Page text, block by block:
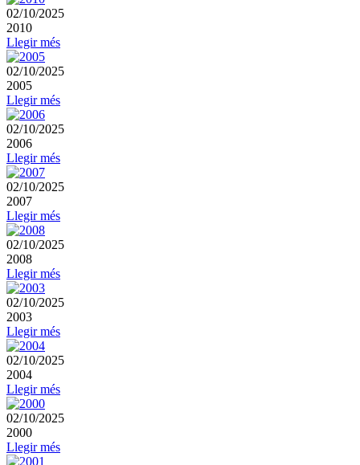
02/10/2025
2010
Llegir més
02/10/2025
2005
Llegir més
02/10/2025
2006
Llegir més
02/10/2025
2007
Llegir més
02/10/2025
2008
Llegir més
02/10/2025
2003
Llegir més
02/10/2025
2004
Llegir més
02/10/2025
2000
Llegir més